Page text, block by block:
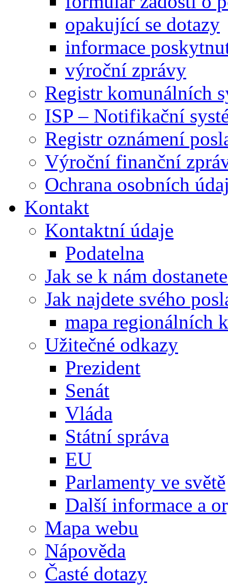
opakující se dotazy
informace
výroční zprávy
Registr komunálních
ISP – Notifikační
Registr oznámení
Výroční finanční
Ochrana osobních
Kontakt
Kontaktní údaje
Podatelna
Jak se k nám
Jak najdete svého
mapa regionálních
Užitečné odkazy
Prezident
Senát
Vláda
Státní správa
EU
Parlamenty ve světě
Další informace a
Mapa webu
Nápověda
Časté dotazy